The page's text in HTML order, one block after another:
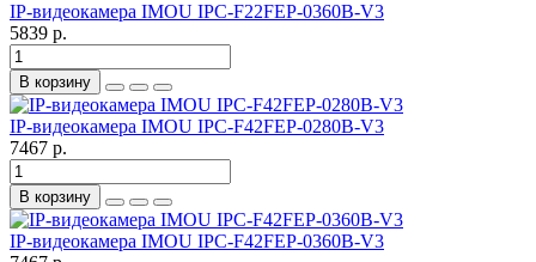
IP-видеокамера IMOU IPC-F22FEP-0360B-V3
5839 р.
В корзину
IP-видеокамера IMOU IPC-F42FEP-0280B-V3
7467 р.
В корзину
IP-видеокамера IMOU IPC-F42FEP-0360B-V3